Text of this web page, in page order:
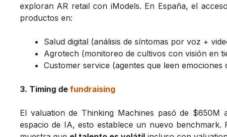
exploran AR retail con iModels. En España, el
productos en:
Salud digital (análisis de síntomas por voz +
Agrotech (monitoreo de cultivos con visión en
Customer service (agentes que leen emociones
3. Timing de fundraising
El valuation de Thinking Machines pasó de
espacio de IA, esto establece un nuevo